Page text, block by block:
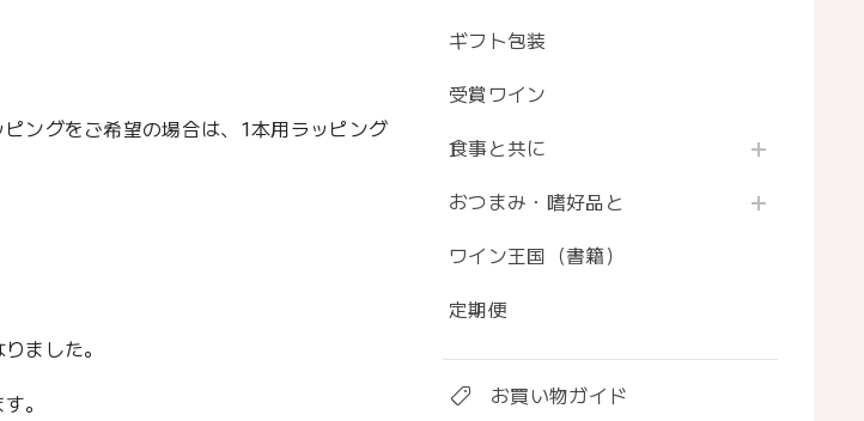
ギフト包装
受賞ワイン
食事と共に
おつまみ・嗜好品と
ワイン王国（書籍）
定期便
お買い物ガイド
ングをご希望の場合は、1本用ラッピング
ました。
。